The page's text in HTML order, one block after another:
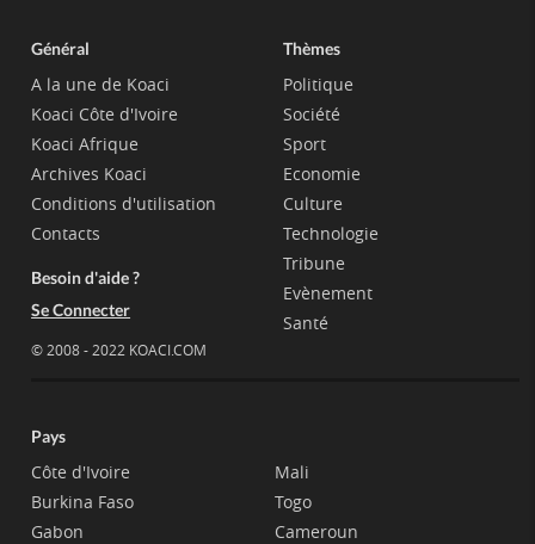
Général
A la une de Koaci
Koaci Côte d'Ivoire
Koaci Afrique
Archives Koaci
Conditions d'utilisation
Contacts
Besoin d'aide ?
Se Connecter
© 2008 - 2022 KOACI.COM
Thèmes
Politique
Société
Sport
Economie
Culture
Technologie
Tribune
Evènement
Santé
Pays
Côte d'Ivoire
Burkina Faso
Gabon
Mali
Togo
Cameroun